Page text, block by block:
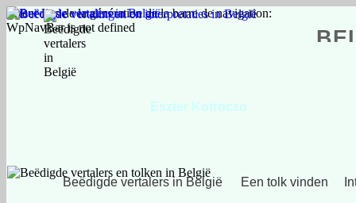
Erreur lors de la génération de la barre de navigation:
WpNavBar is not defined
Beëdigde vertalers in België Een tolk vinden
Eszter Kotroczo